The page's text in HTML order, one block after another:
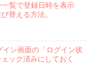
覧で登録日時を表示
替える方法。
ン画面の「ログイン状
ック済みにしておく